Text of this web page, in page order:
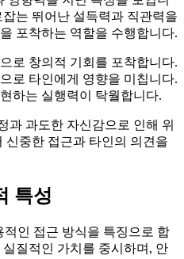
는 뛰어난 설득력과 직관력을
포착하는 역할을 수행합니다.
로 창의적 기회를 포착합니다.
로 타인에게 영향을 미칩니다.
하는 실행력이 탁월합니다.
과 과도한 자신감으로 인해 위
신중한 접근과 타인의 의견을
특성
인 접근 방식을 특징으로 합
질적인 가치를 중시하며, 안